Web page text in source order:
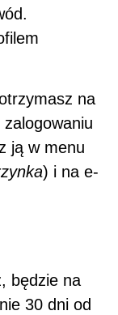
na
ją w menu
) i na e-
będzie na
30 dni od